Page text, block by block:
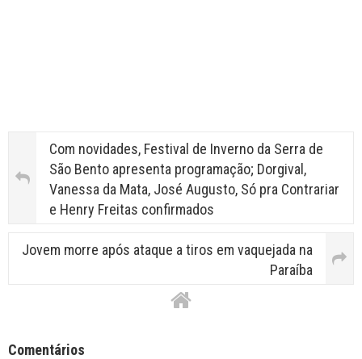
Com novidades, Festival de Inverno da Serra de
São Bento apresenta programação; Dorgival,
Vanessa da Mata, José Augusto, Só pra Contrariar
e Henry Freitas confirmados
Jovem morre após ataque a tiros em vaquejada na
Paraíba
Facebook Comments APPID
Comentários